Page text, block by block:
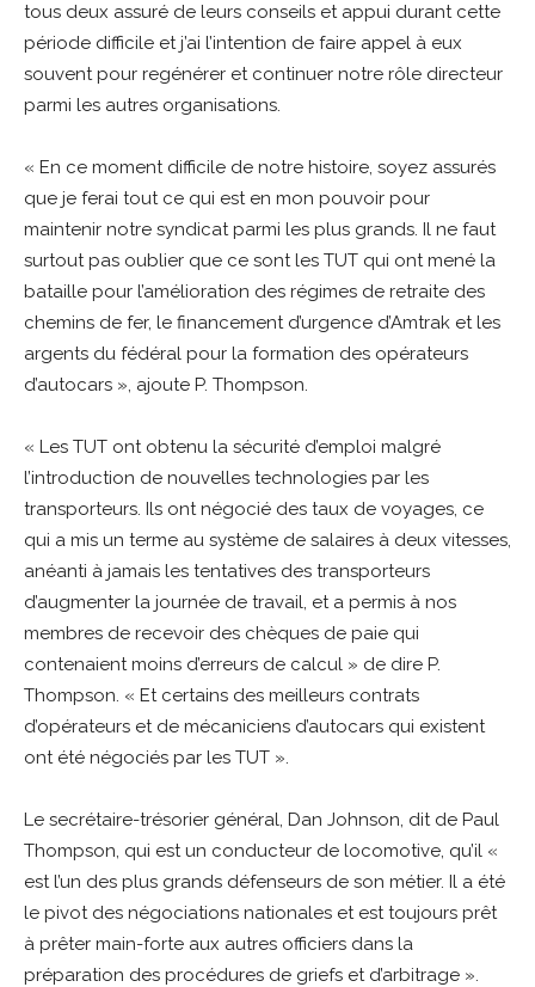
tous deux assuré de leurs conseils et appui durant cette
période difficile et j’ai l’intention de faire appel à eux
souvent pour regénérer et continuer notre rôle directeur
parmi les autres organisations.
« En ce moment difficile de notre histoire, soyez assurés
que je ferai tout ce qui est en mon pouvoir pour
maintenir notre syndicat parmi les plus grands. Il ne faut
surtout pas oublier que ce sont les TUT qui ont mené la
bataille pour l’amélioration des régimes de retraite des
chemins de fer, le financement d’urgence d’Amtrak et les
argents du fédéral pour la formation des opérateurs
d’autocars », ajoute P. Thompson.
« Les TUT ont obtenu la sécurité d’emploi malgré
l’introduction de nouvelles technologies par les
transporteurs. Ils ont négocié des taux de voyages, ce
qui a mis un terme au système de salaires à deux vitesses,
anéanti à jamais les tentatives des transporteurs
d’augmenter la journée de travail, et a permis à nos
membres de recevoir des chèques de paie qui
contenaient moins d’erreurs de calcul » de dire P.
Thompson. « Et certains des meilleurs contrats
d’opérateurs et de mécaniciens d’autocars qui existent
ont été négociés par les TUT ».
Le secrétaire-trésorier général, Dan Johnson, dit de Paul
Thompson, qui est un conducteur de locomotive, qu’il «
est l’un des plus grands défenseurs de son métier. Il a été
le pivot des négociations nationales et est toujours prêt
à prêter main-forte aux autres officiers dans la
préparation des procédures de griefs et d’arbitrage ».